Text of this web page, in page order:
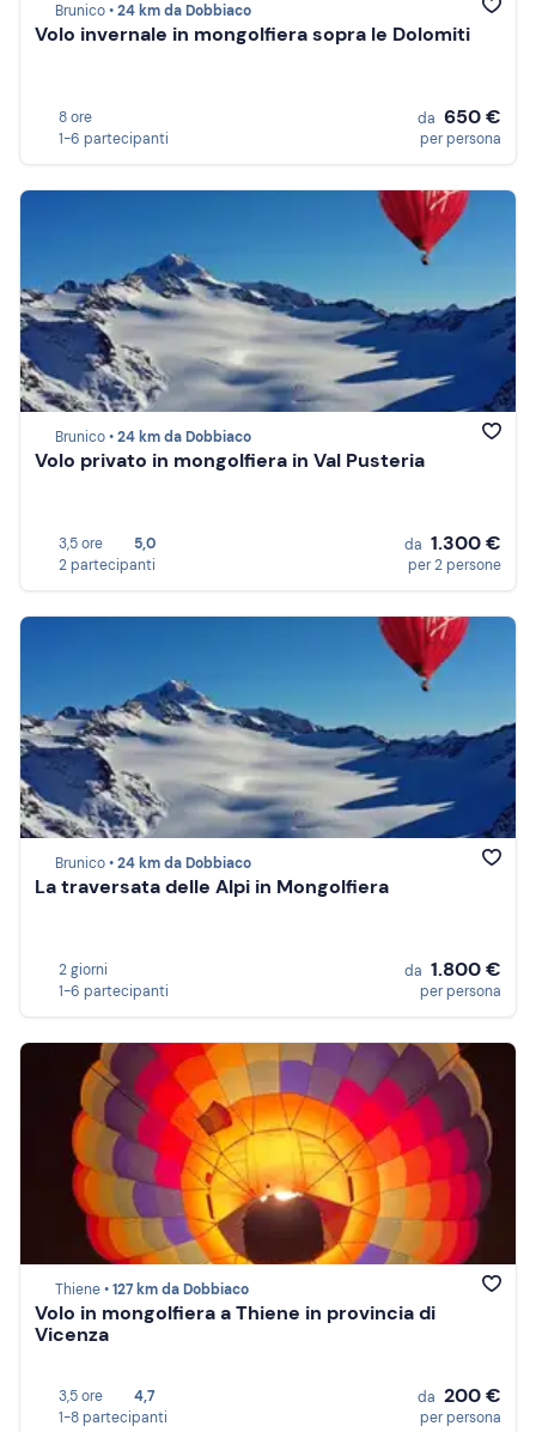
Brunico •24 km da Dobbiaco
Volo invernale in mongolfiera sopra le Dolomiti
8 ore
1-6 partecipanti
da 650 €
per persona
Brunico •24 km da Dobbiaco
Volo privato in mongolfiera in Val Pusteria
3,5 ore
5,0
2 partecipanti
da 1.300 €
per 2 persone
Brunico •24 km da Dobbiaco
La traversata delle Alpi in Mongolfiera
2 giorni
1-6 partecipanti
da 1.800 €
per persona
Thiene •127 km da Dobbiaco
Volo in mongolfiera a Thiene in provincia di
Vicenza
3,5 ore
4,7
1-8 partecipanti
da 200 €
per persona